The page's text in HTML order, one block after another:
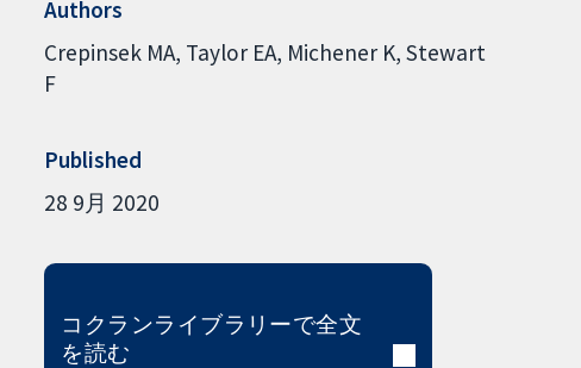
Authors
Crepinsek MA Taylor EA Michener K Stewart
F
Published
28 9月 2020
コクランライブラリーで全文
を読む